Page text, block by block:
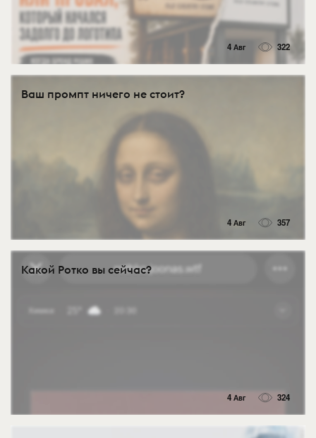
4 Авг 322
Ваш промпт ничего не стоит?
4 Авг 357
Какой Ротко вы сейчас?
4 Авг 324